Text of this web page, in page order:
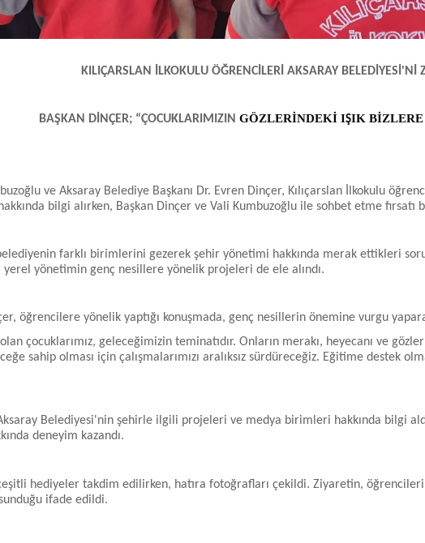
KILIÇARSLAN İLKOKULU ÖĞRENCİLERİ AKSARAY BELEDİYESİ'Nİ
BAŞKAN DİNÇER; “ÇOCUKLARIMIZIN GÖZLERİNDEKİ IŞIK BİZLERE
ve Aksaray Belediye Başkanı Dr. Evren Dinçer, Kılıçarslan İlkokulu
bilgi alırken, Başkan Dinçer ve Vali Kumbuzoğlu ile sohbet etme fırsatı
farklı birimlerini gezerek şehir yönetimi hakkında merak ettikleri
yönetimin genç nesillere yönelik projeleri de ele alındı.
öğrencilere yönelik yaptığı konuşmada, genç nesillerin önemine vurgu
çocuklarımız, geleceğimizin teminatıdır. Onların merakı, heyecanı ve
sahip olması için çalışmalarımızı aralıksız sürdüreceğiz. Eğitime destek
Belediyesi'nin şehirle ilgili projeleri ve medya birimleri hakkında bilgi
deneyim kazandı.
hediyeler takdim edilirken, hatıra fotoğrafları çekildi. Ziyaretin,
ifade edildi.